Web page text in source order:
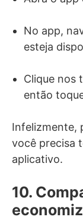
No app,
esteja
Clique nos
então
Infelizmente,
você precisa
aplicativo.
10.